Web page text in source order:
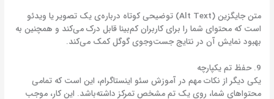
متن جایگزین (Alt Text) توضیحی کوتاه درباره‌ی یک تصویر یا ویدئو
است که محتوای شما را برای کاربران کم‌بینا قابل درک می‌کند و همچنین به
بهبود نمایش آن در نتایج جست‌وجوی گوگل کمک می‌کند.
9. حفظ تم یکپارچه
یکی دیگر از نکات مهم در آموزش سئو اینستاگرام، این است که تمامی
محتواهای شما، روی یک تم مشخص تمرکز داشته‌باشد. این کار، موجب